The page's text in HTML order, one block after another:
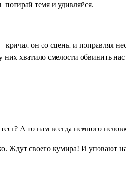
потирай темя и удивляйся.
кричал он со сцены и поправлял
хватило смелости обвинить нас
А то нам всегда немного
Ждут своего кумира! И уповают